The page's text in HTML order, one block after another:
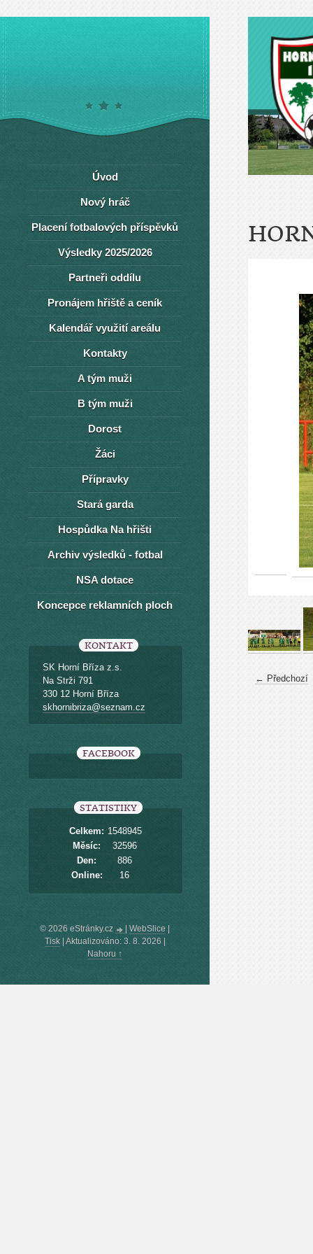
← Předchozí
Úvod
Nový hráč
Placení fotbalových příspěvků
Výsledky 2025/2026
Partneři oddílu
Pronájem hřiště a ceník
Kalendář využití areálu
Kontakty
A tým muži
B tým muži
Dorost
Žáci
Přípravky
Stará garda
Hospůdka Na hřišti
Archiv výsledků - fotbal
NSA dotace
Koncepce reklamních ploch
KONTAKT
SK Horní Bříza z.s.
Na Strži 791
330 12 Horní Bříza
skhornibriza@seznam.cz
FACEBOOK
STATISTIKY
Online: 16
Celkem: 1548945
Měsíc:
32596
Den:
886
© 2026 eStránky.cz WebSlice
Tisk| Aktualizováno: 3. 8. 2026
Nahoru ↑